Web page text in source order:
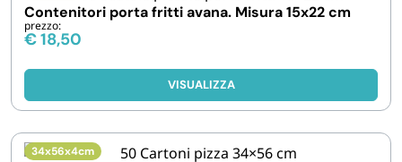
Contenitori porta fritti avana. Misura 15x22 cm
prezzo:
€18,50
VISUALIZZA
34x56x4cm